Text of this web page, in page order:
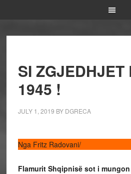
SI ZGJEDHJET
1945 !
JULY 1, 2019 BY DGRECA
Nga Fritz Radovani/
Flamurit Shqipnisë sot i